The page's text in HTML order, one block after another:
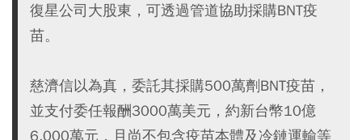
復星公司大股東，可透過管道協助採購BNT疫
苗。
慈濟信以為真，委託其採購500萬劑BNT疫苗，
並支付委任報酬3000萬美元，約新台幣10億
6,000萬元，且尚不包含疫苗本體及冷鏈運輸等